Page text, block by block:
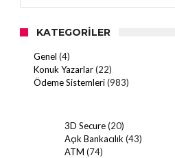
KATEGORILER
Genel (4)
Konuk Yazarlar(22)
Ödeme Sistemleri(983)
3D Secure(20)
Açık Bankacılık (43)
ATM (74)